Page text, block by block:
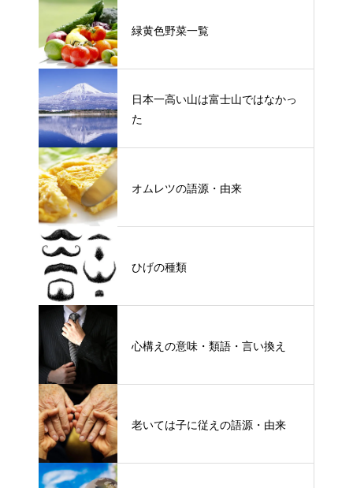
緑黄色野菜一覧
日本一高い山は富士山ではなかっ
た
オムレツの語源・由来
ひげの種類
心構えの意味・類語・言い換え
老いては子に従えの語源・由来